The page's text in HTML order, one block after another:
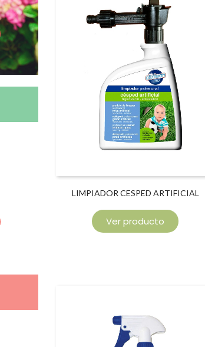
LIMPIADOR CESPED ARTIFICIAL
Ver producto